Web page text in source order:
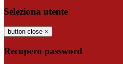
Seleziona utente
button close ×
Recupero password